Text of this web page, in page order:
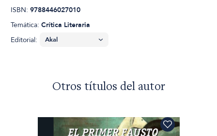
ISBN:9788446027010
Temática:Crítica Literaria
Editorial:
Otros títulos del autor